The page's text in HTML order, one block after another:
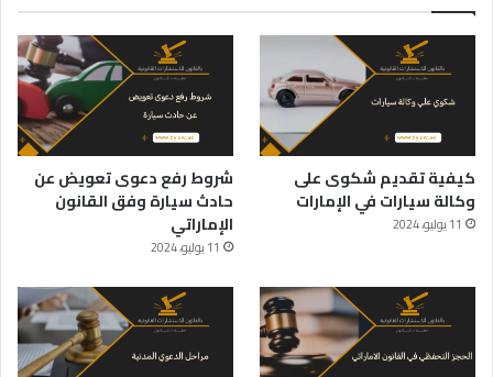
كيفية تقديم شكوى على
وكالة سيارات في الإمارات
11 يوليو، 2024
شروط رفع دعوى تعويض عن
حادث سيارة وفق القانون
الإماراتي
11 يوليو، 2024